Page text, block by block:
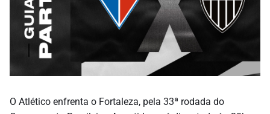
O Atlético enfrenta o Fortaleza, pela 33ª rodada do